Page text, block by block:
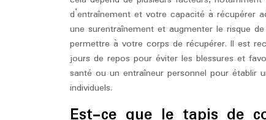
d’entraînement et votre capacité à récupérer
une surentraînement et augmenter le risque
permettre à votre corps de récupérer. Il est
jours de repos pour éviter les blessures et
santé ou un entraîneur personnel pour établir
individuels.